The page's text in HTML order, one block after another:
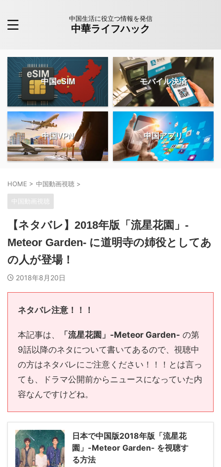
中国生活に役立つ情報を発信
中華ライフハック
中国eSIM モバイル決済
中国VPN 中国アプリ
HOME > 中国動画視聴 >
中国動画視聴
【ネタバレ】2018年版「流星花園」-
Meteor Garden- に道明寺の姉役としてあ
の人が登場！
2018年8月20日
ネタバレ注意！！！
本記事は、 「流星花園」-Meteor Garden- の第
9話以降のネタについて書いてあるので、視聴中
の方はネタバレにご注意ください！！！とは言っ
ても、ドラマ公開前からニュースになっていた内
容なんですけどね。
日本で中国版2018年版「流星花
園」-Meteor Garden- を視聴す
る方法